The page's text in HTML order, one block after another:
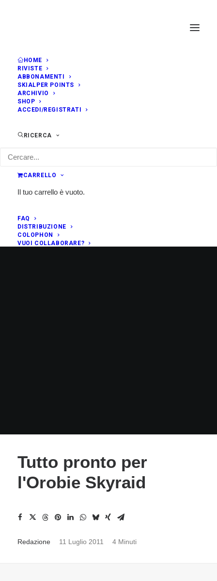
HOME
RIVISTE
ABBONAMENTI
SKIALPER POINTS
ARCHIVIO
SHOP
ACCEDI/REGISTRATI
RICERCA
CARRELLO
Il tuo carrello è vuoto.
FAQ
DISTRIBUZIONE
COLOPHON
VUOI COLLABORARE?
Tutto pronto per
l'Orobie Skyraid
Redazione 11 Luglio 2011 4 Minuti